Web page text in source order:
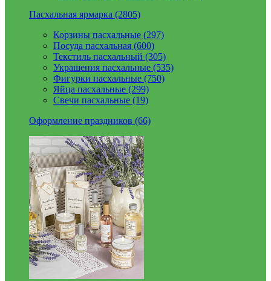
Пасхальная ярмарка (2805)
Корзины пасхальные (297)
Посуда пасхальная (600)
Текстиль пасхальный (305)
Украшения пасхальные (535)
Фигурки пасхальные (750)
Яйца пасхальные (299)
Свечи пасхальные (19)
Оформление праздников (66)